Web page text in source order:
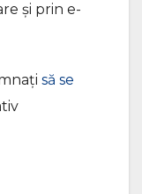
și prin e-
să se